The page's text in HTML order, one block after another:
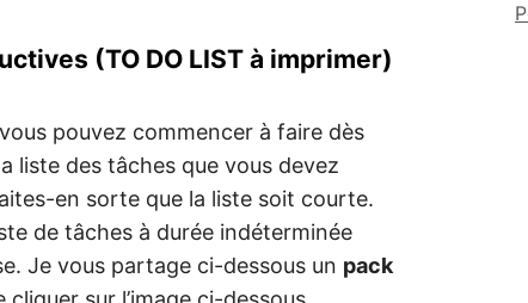
(TO DO LIST à imprimer)
pouvez commencer à faire dès
liste des tâches que vous devez
en sorte que la liste soit courte.
de tâches à durée indéterminée
Je vous partage ci-dessous un pack